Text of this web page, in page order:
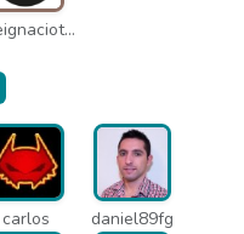
joseignaciot_q66
carlos daniel89fg